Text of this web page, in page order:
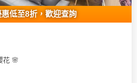
惠低至8折，歡迎查詢
花 🌸